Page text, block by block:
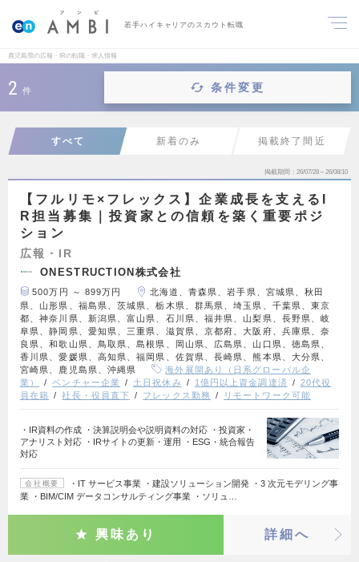
若手ハイキャリアのスカウト転職
鹿児島県の広報・IRの転職・求人情報
2 件 条件変更
すべて 新着のみ 掲載終了間近
掲載期間 26/07/28～26/08/10
【フルリモ×フレックス】企業成長を支えるI
R担当募集｜投資家との信頼を築く重要ポジ
ション
広報・IR
ONESTRUCTION株式会社
500万円 ～ 899万円
北海道、青森県、岩手県、宮城県、秋田
県、山形県、福島県、茨城県、栃木県、群馬県、埼玉県、千葉県、東京
都、神奈川県、新潟県、富山県、石川県、福井県、山梨県、長野県、岐
阜県、静岡県、愛知県、三重県、滋賀県、京都府、大阪府、兵庫県、奈
良県、和歌山県、鳥取県、島根県、岡山県、広島県、山口県、徳島県、
香川県、愛媛県、高知県、福岡県、佐賀県、長崎県、熊本県、大分県、
宮崎県、鹿児島県、沖縄県
海外展開あり（日系グローバル企
業）
ベンチャー企業 土日祝休み 1億円以上資金調達済
20代役
員在籍
社長・役員直下 フレックス勤務 リモートワーク可能
・IR資料の作成 ・決算説明会や説明資料の対応 ・投資家・
アナリスト対応 ・IRサイトの更新・運用 ・ESG・統合報告
対応
会社概要
・IT サービス事業 ・建設ソリューション開発 ・3 次元モデリング事
業 ・BIM/CIM データコンサルティング事業 ・ソリュ…
興味あり 詳細へ